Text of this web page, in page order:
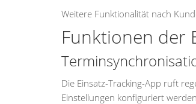
Weitere Funktionalität nach
Funktionen der
Die Einsatz-Tracking-App ruft
Einstellungen konfiguriert